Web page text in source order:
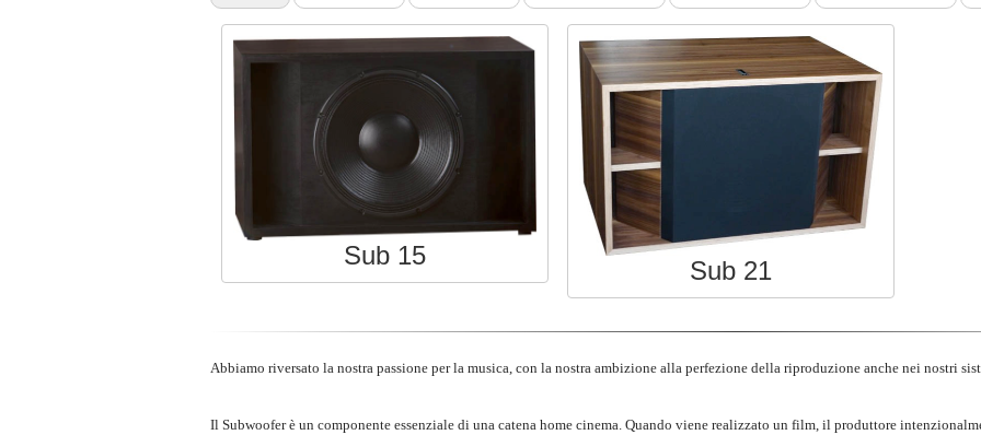
Sub 21
Sub 15
Abbiamo riversato la nostra passione per la musica, con la nostra ambizione alla perfezione della riproduzione anche nei nostri
Il Subwoofer è un componente essenziale di una catena home cinema. Quando viene realizzato un film, il produttore